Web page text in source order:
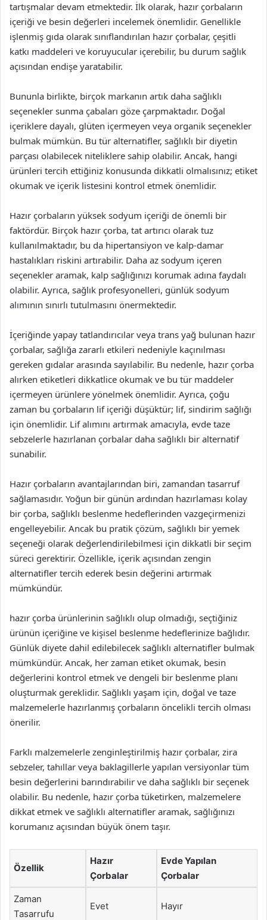
tartışmalar devam etmektedir. İlk olarak, hazır çorbaların
içeriği ve besin değerleri incelemek önemlidir. Genellikle
işlenmiş gıda olarak sınıflandırılan hazır çorbalar, çeşitli
katkı maddeleri ve koruyucular içerebilir, bu durum sağlık
açısından endişe yaratabilir.
Bununla birlikte, birçok markanın artık daha sağlıklı
seçenekler sunma çabaları göze çarpmaktadır. Doğal
içeriklere dayalı, glüten içermeyen veya organik seçenekler
bulmak mümkün. Bu tür alternatifler, sağlıklı bir diyetin
parçası olabilecek niteliklere sahip olabilir. Ancak, hangi
ürünleri tercih ettiğiniz konusunda dikkatli olmalısınız; etiket
okumak ve içerik listesini kontrol etmek önemlidir.
Hazır çorbaların yüksek sodyum içeriği de önemli bir
faktördür. Birçok hazır çorba, tat artırıcı olarak tuz
kullanılmaktadır, bu da hipertansiyon ve kalp-damar
hastalıkları riskini artırabilir. Daha az sodyum içeren
seçenekler aramak, kalp sağlığınızı korumak adına faydalı
olabilir. Ayrıca, sağlık profesyonelleri, günlük sodyum
alımının sınırlı tutulmasını önermektedir.
İçeriğinde yapay tatlandırıcılar veya trans yağ bulunan hazır
çorbalar, sağlığa zararlı etkileri nedeniyle kaçınılması
gereken gıdalar arasında sayılabilir. Bu nedenle, hazır çorba
alırken etiketleri dikkatlice okumak ve bu tür maddeler
içermeyen ürünlere yönelmek önemlidir. Ayrıca, çoğu
zaman bu çorbaların lif içeriği düşüktür; lif, sindirim sağlığı
için önemlidir. Lif alımını artırmak amacıyla, evde taze
sebzelerle hazırlanan çorbalar daha sağlıklı bir alternatif
sunabilir.
Hazır çorbaların avantajlarından biri, zamandan tasarruf
sağlamasıdır. Yoğun bir günün ardından hazırlaması kolay
bir çorba, sağlıklı beslenme hedeflerinden vazgeçirmenizi
engelleyebilir. Ancak bu pratik çözüm, sağlıklı bir yemek
seçeneği olarak değerlendirilebilmesi için dikkatli bir seçim
süreci gerektirir. Özellikle, içerik açısından zengin
alternatifler tercih ederek besin değerini artırmak
mümkündür.
hazır çorba ürünlerinin sağlıklı olup olmadığı, seçtiğiniz
ürünün içeriğine ve kişisel beslenme hedeflerinize bağlıdır.
Günlük diyete dahil edilebilecek sağlıklı alternatifler bulmak
mümkündür. Ancak, her zaman etiket okumak, besin
değerlerini kontrol etmek ve dengeli bir beslenme planı
oluşturmak gereklidir. Sağlıklı yaşam için, doğal ve taze
malzemelerle hazırlanmış çorbaların öncelikli tercih olması
önerilir.
Farklı malzemelerle zenginleştirilmiş hazır çorbalar, zira
sebzeler, tahıllar veya baklagillerle yapılan versiyonlar tüm
besin değerlerini barındırabilir ve daha sağlıklı bir seçenek
olabilir. Bu nedenle, hazır çorba tüketirken, malzemelere
dikkat etmek ve sağlıklı alternatifler aramak, sağlığınızı
korumanız açısından büyük önem taşır.
Özellik
Hazır
Çorbalar
Evde Yapılan
Çorbalar
Zaman
Tasarrufu
Evet Hayır